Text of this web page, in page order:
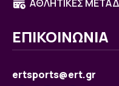
ΑΘΛΗΤΙΚΕΣ
ΕΠΙΚΟΙΝΩΝΙΑ
ertsports@ert.gr